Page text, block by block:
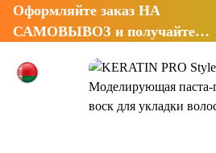
Оформляйте заказ НА
САМОВЫВОЗ и получайте